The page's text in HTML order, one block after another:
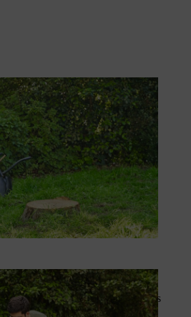
met de nombreuses années à se
vous pouvez accélérer ce processus